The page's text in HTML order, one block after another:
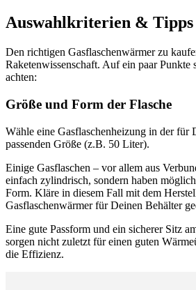
Auswahlkriterien & Tipps
Den richtigen Gasflaschenwärmer zu
Raketenwissenschaft. Auf ein paar Punkte
achten:
Größe und Form der Flasche
Wähle eine Gasflaschenheizung in der für
passenden Größe (z.B. 50 Liter).
Einige Gasflaschen – vor allem aus
einfach zylindrisch, sondern haben
Form. Kläre in diesem Fall mit dem
Gasflaschenwärmer für Deinen Behälter
Eine gute Passform und ein sicherer Sitz
sorgen nicht zuletzt für einen guten
die Effizienz.